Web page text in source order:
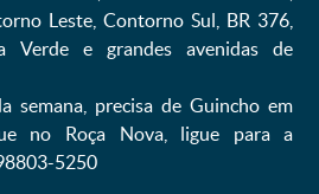
Leste, Contorno Sul, BR 376,
Verde e grandes avenidas de
semana, precisa de Guincho em
no Roça Nova, ligue para a
5250